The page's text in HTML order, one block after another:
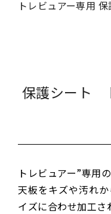
トレビュアー専用
保護シート
トレビュアー”専用
天板をキズや汚れ
イズに合わせ加工